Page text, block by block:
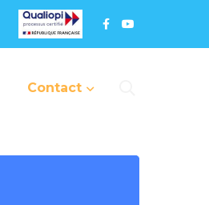
Contact